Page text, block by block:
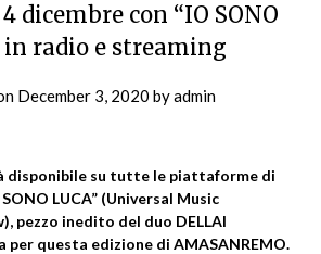
dicembre con “IO SONO
in radio e streaming
December 3, 2020 byadmin
disponibile su tutte le piattaforme di
LUCA” (Universal Music
pezzo inedito del duo DELLAI
questa edizione di AMASANREMO.